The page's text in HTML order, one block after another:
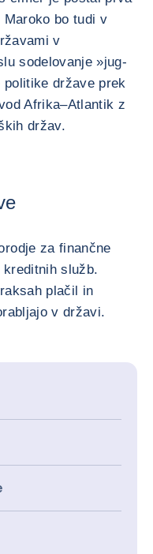
bo tudi v
v
sodelovanje »jug-
politike države prek
Afrika–Atlantik z
držav.
za finančne
služb.
plačil in
v državi.